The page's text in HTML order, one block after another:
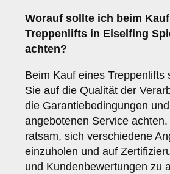
Worauf sollte ich beim
Treppenlifts in Eiselfing
achten?
Beim Kauf eines Treppenlifts
Sie auf die Qualität der
die Garantiebedingungen
angebotenen Service
ratsam, sich verschiedene
einzuholen und auf
und Kundenbewertungen zu